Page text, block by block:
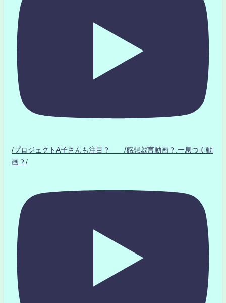
/プロジェクトA子さんも注目？ /感想戯言動画？.一息つく動
画？/